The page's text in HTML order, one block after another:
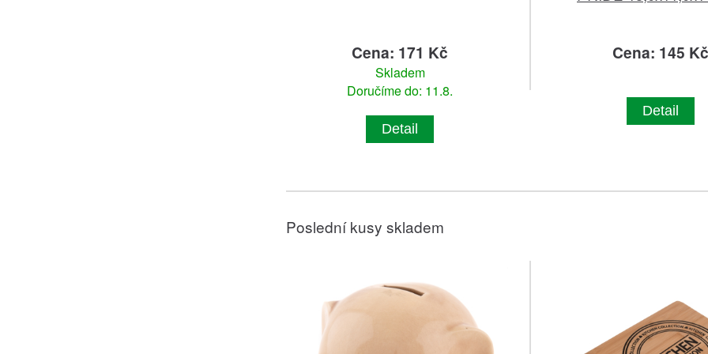
Cena: 171 Kč
Skladem
Doručíme do: 11.8.
Detail
Cena: 145 Kč
Detail
Poslední kusy skladem